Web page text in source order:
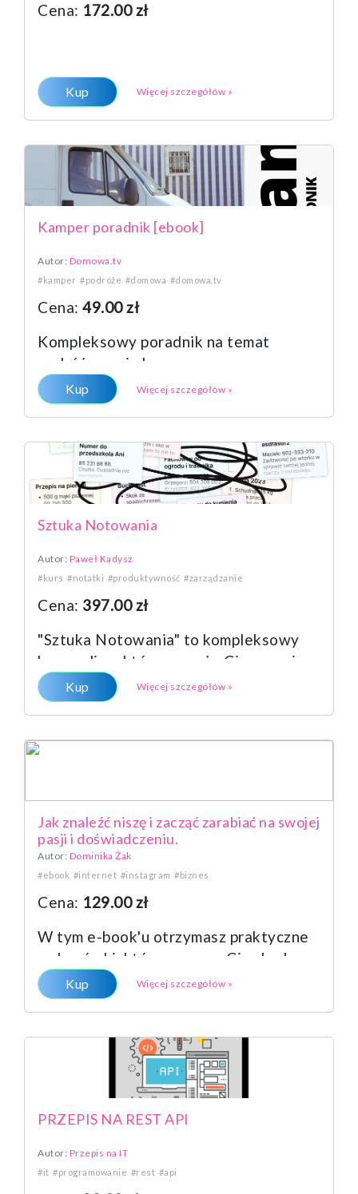
Cena: 172.00 zł
Kup Więcej szczegółów »
Kamper poradnik [ebook]
Autor: Domowa.tv
#kamper #podróże #domowa #domowa.tv
Cena: 49.00 zł
Kompleksowy poradnik na temat
podróżowania kamperem,
przygotowany przez
Kup Więcej szczegółów »
Sztuka Notowania
Autor: Paweł Kadysz
#kurs #notatki #produktywność #zarządzanie
Cena: 397.00 zł
"Sztuka Notowania" to kompleksowy
kurs online, który pomoże Ci zorganiz
Kup Więcej szczegółów »
Jak znaleźć niszę i zacząć zarabiać na swojej
pasji i doświadczeniu.
Autor: Dominika Żak
#ebook #internet #instagram #biznes
Cena: 129.00 zł
W tym e-book'u otrzymasz praktyczne
wskazówki, które pomogą Ci w budowa
Kup Więcej szczegółów »
PRZEPIS NA REST API
Autor: Przepis na IT
#it #programowanie #rest #api